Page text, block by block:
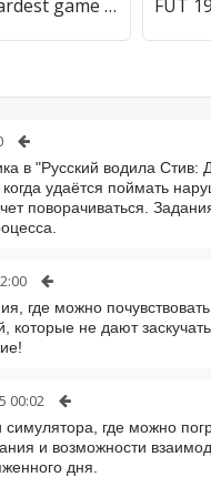
The hardest game in the world
в "Русский водила
удаётся поймать
поворачиваться.
где можно
которые не дают
00:02
где можно
и возможности
дня.